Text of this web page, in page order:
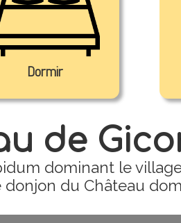
Dormir
de
dominant le
donjon du Château